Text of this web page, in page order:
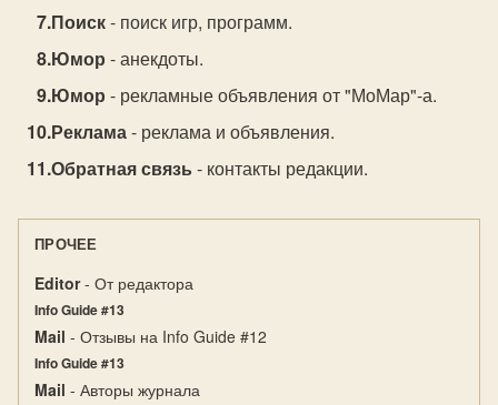
Поиск- поиск игр, программ.
Юмор - анекдоты.
Юмор - рекламные объявления от "МоМар"-а.
Реклама- реклама и объявления.
Обратная связь - контакты редакции.
ПРОЧЕЕ
Editor- От редактора
Info Guide #13
Mail - Отзывы на Info Guide #12
Info Guide #13
Mail - Авторы журнала